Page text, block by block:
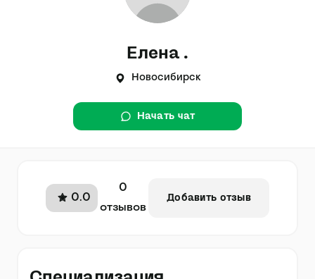
Елена .
Новосибирск
Начать чат
0.0
0
отзывов
Добавить отзыв